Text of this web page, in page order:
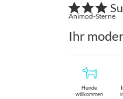
Animod-Sterne
Ihr
Hunde
willkommen